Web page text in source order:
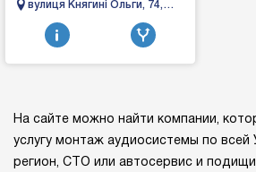
салону, полірування кузова та
вулиця Княгині Ольги, 74,
Львів, Львівська область
На сайте можно найти компании,
услугу монтаж аудиосистемы по всей
регион, СТО или автосервис и